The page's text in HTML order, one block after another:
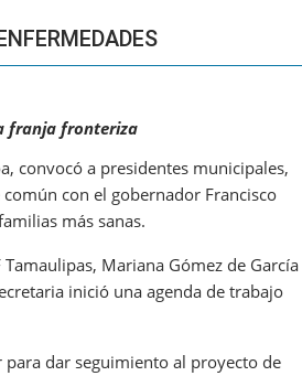
franja fronteriza
convocó a presidentes municipales,
con el gobernador Francisco
más sanas.
Mariana Gómez de García
inició una agenda de trabajo
para dar seguimiento al proyecto de